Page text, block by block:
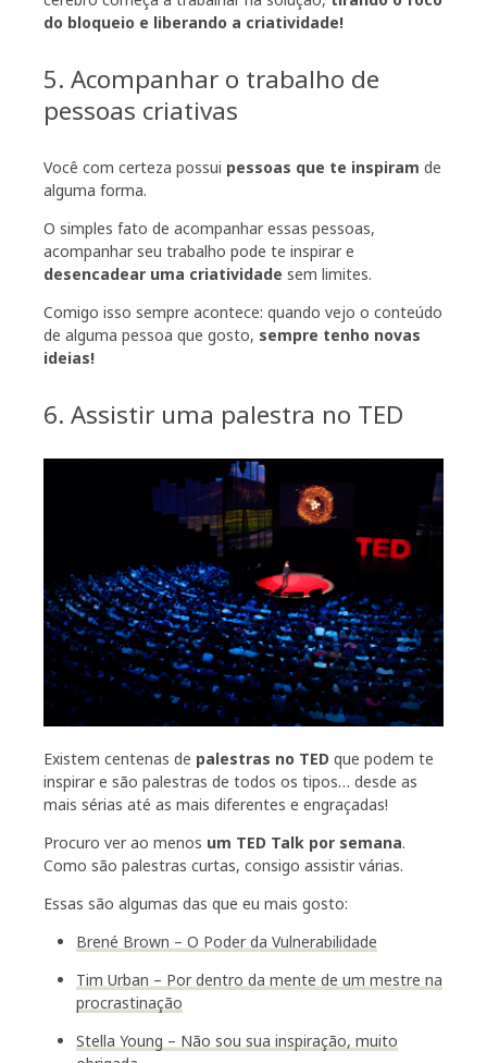
do bloqueio e liberando a criatividade!
5. Acompanhar o trabalho de
pessoas criativas
Você com certeza possui pessoas que te inspiram de
alguma forma.
O simples fato de acompanhar essas pessoas,
acompanhar seu trabalho pode te inspirar e
desencadear uma criatividade sem limites.
Comigo isso sempre acontece: quando vejo o conteúdo
de alguma pessoa que gosto, sempre tenho novas
ideias!
6. Assistir uma palestra no TED
Existem centenas de palestras no TED que podem te
inspirar e são palestras de todos os tipos… desde as
mais sérias até as mais diferentes e engraçadas!
Procuro ver ao menos um TED Talk por semana.
Como são palestras curtas, consigo assistir várias.
Essas são algumas das que eu mais gosto:
Brené Brown – O Poder da Vulnerabilidade
Tim Urban – Por dentro da mente de um mestre na
procrastinação
Stella Young – Não sou sua inspiração, muito